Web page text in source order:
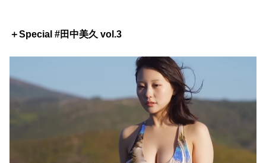
＋Special #田中美久 vol.3